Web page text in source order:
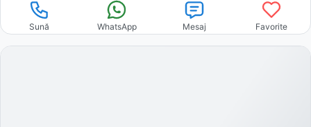
Sună WhatsApp Mesaj Favorite